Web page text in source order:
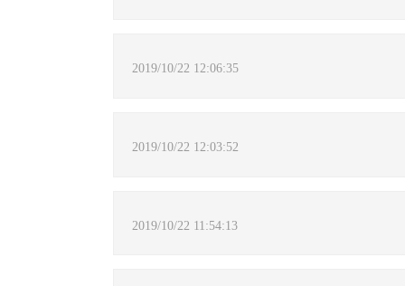
2019/10/22 12:06:35
2019/10/22 12:03:52
2019/10/22 11:54:13